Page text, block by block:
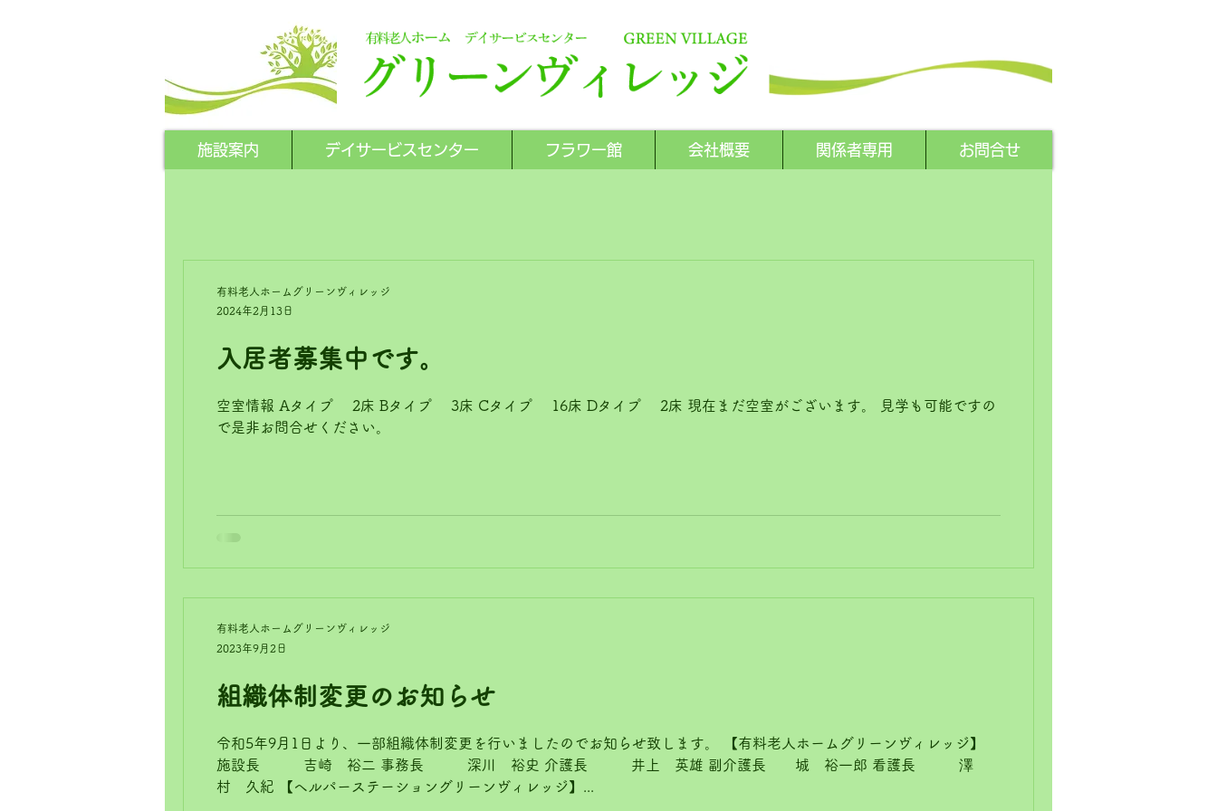
施設案内 デイサービスセンター フラワー館 会社概要 関係者専用 お問合せ
入居者募集中です。
空室情報 Aタイプ 2床 Bタイプ 3床 Cタイプ 16床 Dタイプ 2床 現在まだ空室がございます。 見学も可能ですの
で是非お問合せください。
有料老人ホームグリーンヴィレッジ
2024年2月13日
組織体制変更のお知らせ
令和5年9月1日より、一部組織体制変更を行いましたのでお知らせ致します。 【有料老人ホームグリーンヴィレッジ】
施設長 吉崎 裕二 事務長 深川 裕史 介護長 井上 英雄 副介護長 城 裕一郎 看護長 澤
村 久紀 【ヘルパーステーショングリーンヴィレッジ】...
有料老人ホームグリーンヴィレッジ
2023年9月2日